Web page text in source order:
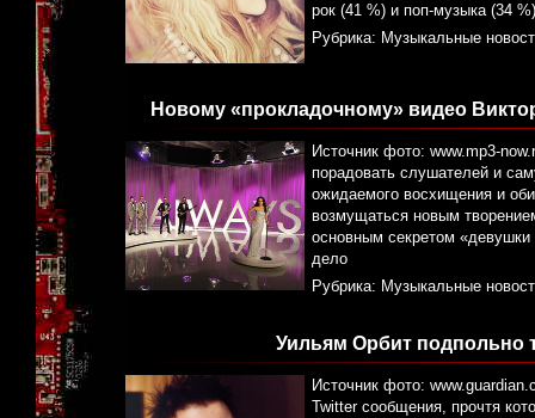
рок (41 %) и поп-музыка (34
Рубрика: Музыкальные
Новому «прокладочному» видео
Источник фото: www.mp3-
порадовать слушателей и
ожидаемого восхищения и
возмущаться новым
основным секретом «девушки
дело
Рубрика: Музыкальные
Уильям Орбит подпольно
Источник фото:
Twitter сообщения, прочтя